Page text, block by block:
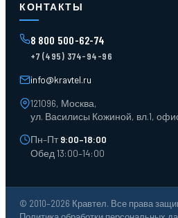
Контейнеры для отходов
Поддоны
Ящики пластиковые
Тара пласт. и металл.
Тележки для склада
КОНТАКТЫ
8 800 500-62-74
+7 (495) 374-94-96
info@kravtel.ru
121096, Москва,
ул. Василисы Кожиной, вл.1,
Пн–Пт9:00–18:00
Обед 13:00–14:00
© 2010–2026 Кравтел. Все права